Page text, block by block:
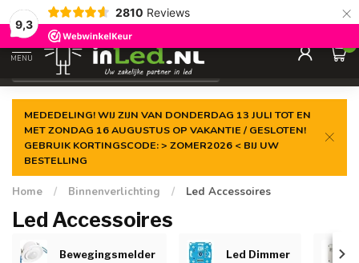
9,3
2810 Reviews ×
Gegarandeerde delaagste prijs
MENU
0
MEDEDELING! WIJ ZIJN VAN DONDERDAG 13 JULI TOT EN
MET ZONDAG 16 AUGUSTUS OP VAKANTIE / GESLOTEN!
GEBRUIK KORTINGSCODE: > ZOMER2026 < BIJ UW
BESTELLING
Home / Binnenverlichting / Led Accessoires
Led Accessoires
Bewegingsmelder Led Dimmer